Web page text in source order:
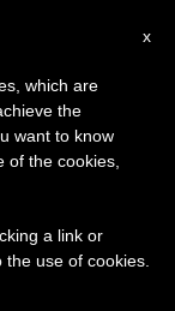
famiglia
x
which are
the
want to know
of the cookies,
a link or
use of cookies.